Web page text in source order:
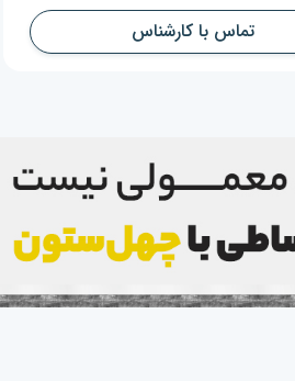
تماس با کارشناس